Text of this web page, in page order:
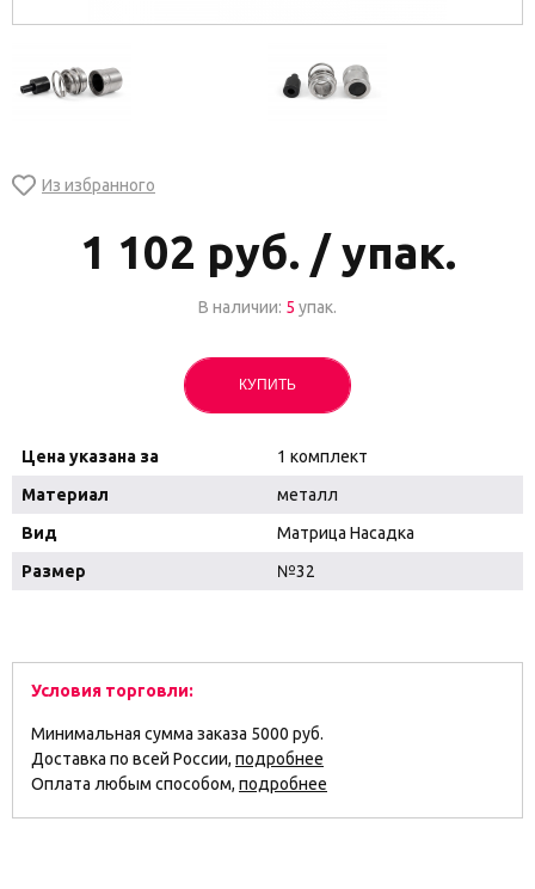
1 102 руб. / упак.
В наличии: 5 упак.
КУПИТЬ
Цена указана за
1 комплект
Материал
металл
Вид
Матрица Насадка
Размер
№32
Условия торговли:
Минимальная сумма заказа 5000 руб.
Доставка по всей России, подробнее
Оплата любым способом, подробнее